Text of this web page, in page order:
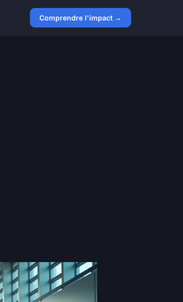
Comprendre l'impact →